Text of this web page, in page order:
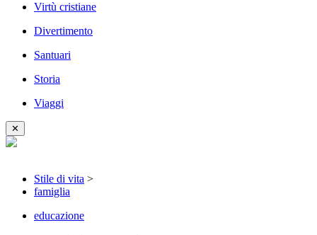
Virtù cristiane
Divertimento
Santuari
Storia
Viaggi
✕
Stile di vita >
famiglia
educazione